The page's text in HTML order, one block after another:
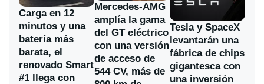
Carga en 12
minutos y una
batería más
barata, el
renovado Smart
#1 llega con
Mercedes-AMG
amplía la gama
del GT eléctrico
con una versión
de acceso de
544 CV, más de
Tesla y SpaceX
levantarán una
fábrica de chips
gigantesca con
una inversión